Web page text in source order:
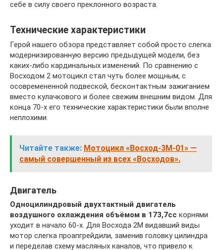
себе в силу своего преклонного возраста.
Технические характеристики
Герой нашего обзора представляет собой просто слегка
модернизированную версию предыдущей модели, без
каких-либо кардинальных изменений. По сравнению с
Восходом 2 мотоцикл стал чуть более мощным, с
осовремененной подвеской, бесконтактным зажиганием
вместо кулачкового и более свежим внешним видом. Для
конца 70-х его технические характеристики были вполне
неплохими.
Читайте также: Мотоцикл «Восход-3М-01» —
самый совершенный из всех «Восходов».
Двигатель
Одноцилиндровый двухтактный двигатель
воздушного охлаждения объёмом в 173,7сс корнями
уходит в начало 60-х. Для Восхода 2М видавший виды
мотор слегка проапгрейдили, заменив головку цилиндра
и переделав схему масляных каналов, что привело к